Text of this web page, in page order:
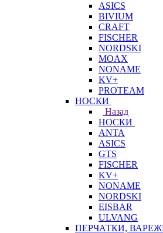
ASICS
BIVIUM
CRAFT
FISCHER
NORDSKI
MOAX
NONAME
KV+
PROTEAM
НОСКИ
Назад
НОСКИ
ANTA
ASICS
GTS
FISCHER
KV+
NONAME
NORDSKI
EISBAR
ULVANG
ПЕРЧАТКИ,